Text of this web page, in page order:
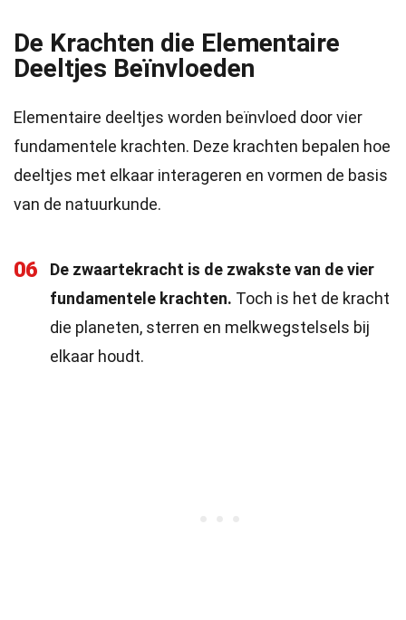
De Krachten die Elementaire
Deeltjes Beïnvloeden
Elementaire deeltjes worden beïnvloed door vier
fundamentele krachten. Deze krachten bepalen hoe
deeltjes met elkaar interageren en vormen de basis
van de natuurkunde.
06
De zwaartekracht is de zwakste van de vier
fundamentele krachten. Toch is het de kracht
die planeten, sterren en melkwegstelsels bij
elkaar houdt.